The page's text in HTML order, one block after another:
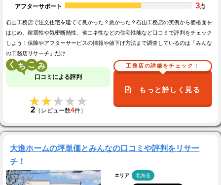
アフターサポート
3点
石山工務店で注文住宅を建てて良かった？悪かった？石山工務店の実例から価格面を
はじめ、耐震性や気密断熱性、省エネ性などの住宅性能など口コミで評判をチェック
しよう！保障やアフターサービスの情報や値下げ方法まで調査しているのは「みんな
の工務店リサーチ」だけ…
く こ
口コミによる評判
★★★★★
★★★★★
2（レビュー数4件）
工務店の詳細をチェック！
もっと詳しく見る
大進ホームの坪単価とみんなの口コミや評判をリサー
チ！
エリア 北海道